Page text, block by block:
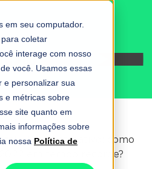
em seu computador.
coletar
interage com nosso
você. Usamos essas
e personalizar sua
e métricas sobre
site quanto em
informações sobre
nossa Política de
-Difal retroativo: como
em tempo recorde?